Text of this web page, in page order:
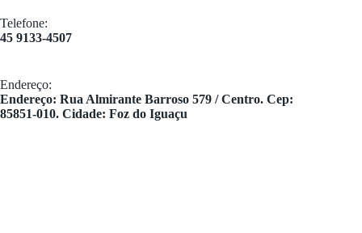
Telefone:
45 9133-4507
Endereço:
​Endereço: Rua Almirante Barroso 579 / Centro. Cep:
85851-010. Cidade: Foz do Iguaçu